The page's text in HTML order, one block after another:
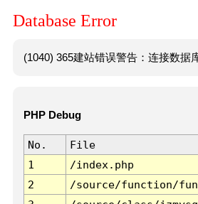
Database Error
(1040) 365建站错误警告：连接数据
PHP Debug
No. File
1
/index.php
2
/source/function/